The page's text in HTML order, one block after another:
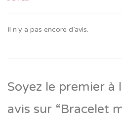
Il n’y a pas encore d’avis.
Soyez le premier à
avis sur “Bracelet